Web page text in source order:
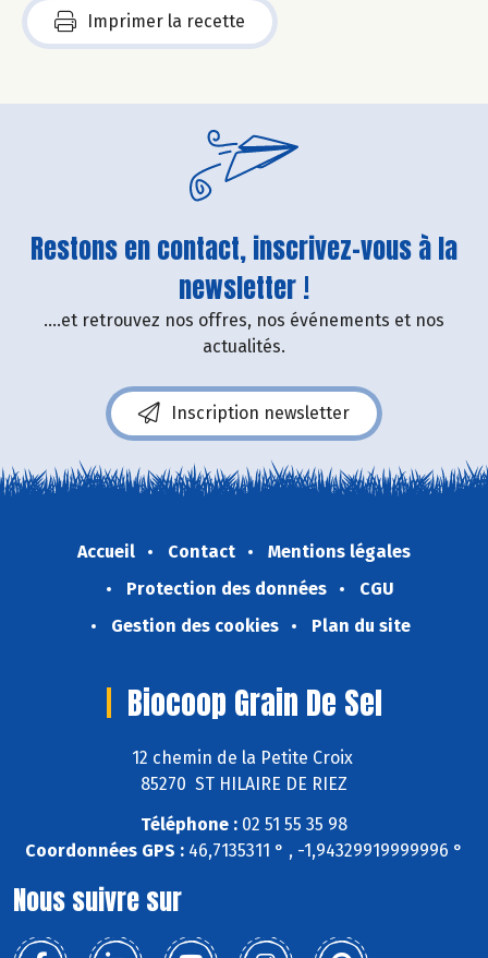
Imprimer la recette
Restons en contact, inscrivez-vous à la
newsletter !
....et retrouvez nos offres, nos événements et nos
actualités.
Inscription newsletter
Accueil Contact
Mentions légales
Protection des données
CGU
Gestion des cookies
Plan du site
Biocoop Grain De Sel
12 chemin de la Petite Croix
85270 ST HILAIRE DE RIEZ
Téléphone : 02 51 55 35 98
Coordonnées GPS : 46,7135311 ° , -1,94329919999996 °
Nous suivre sur